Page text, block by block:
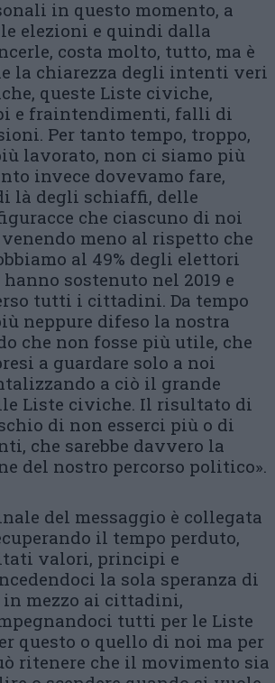
in questo momento, a
elezioni e quindi dalla
costa molto, tutto, ma è
la chiarezza degli intenti veri
queste Liste civiche,
e fraintendimenti, falli di
Per tanto tempo, troppo,
lavorato, non ci siamo più
invece dovevamo fare,
là degli schiaffi, delle
che ciascuno di noi
venendo meno al rispetto che
al 49% degli elettori
sostenuto nel 2019 e
tutti i cittadini. Da tempo
neppure difeso la nostra
che non fosse più utile, che
a guardare solo a noi
a ciò il grande
Liste civiche. Il risultato di
di non esserci più o di
che sarebbe davvero la
del nostro percorso politico».
del messaggio è collegata
il tempo perduto,
valori, principi e
la sola speranza di
mezzo ai cittadini,
tutti per le Liste
questo o quello di noi ma per
ritenere che il movimento sia